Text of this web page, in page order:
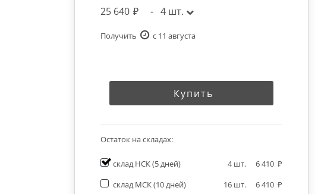
25 640 - 4 шт.
Получить c 11 августа
Купить
Остаток на складах:
склад НСК(5 дней) 4шт.
6 410
склад МСК(10 дней) 16 шт. 6 410